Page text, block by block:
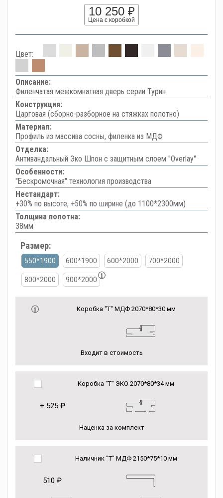
10 250 ₽
Цена с коробкой
Цвет:
Описание:
Филенчатая межкомнатная дверь серии Турин
Конструкция:
Царговая (сборно-разборное на стяжках полотно)
Материал:
Профиль из массива сосны, филенка из МДФ
Отделка:
Антивандальный Эко Шпон с защитным слоем "Overlay"
Особенности:
"Бескромочная" технология производства
Нестандарт:
+30% по высоте, +50% по ширине (до 1100*2300мм)
Толщина полотна:
38мм
Размер:
550*1900 600*1900 600*2000 700*2000
800*2000 900*2000
Коробка "Т" МДФ 2070*80*30 мм
Входит в стоимость
Коробка "Т" ЭКО 2070*80*34 мм
+ 525 ₽
Наценка за комплект
Наличник "Т" МДФ 2150*75*10 мм
510 ₽